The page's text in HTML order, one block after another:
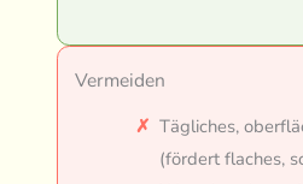
Vermeiden
Tägliches,
(fördert flaches,